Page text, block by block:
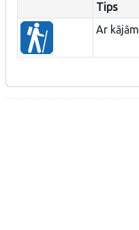
Tips
Ar kājām